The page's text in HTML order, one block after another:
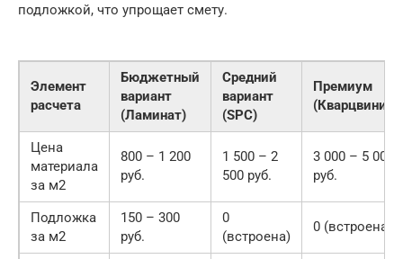
подложкой, что упрощает смету.
Элемент
расчета
Бюджетный
вариант
(Ламинат)
Средний
вариант
(SPC)
Премиум
(Кварцвинил)
Цена
материала
за м2
800 – 1 200
руб.
1 500 – 2
500 руб.
3 000 – 5 000
руб.
Подложка
за м2
150 – 300
руб.
0
(встроена)
0 (встроена)